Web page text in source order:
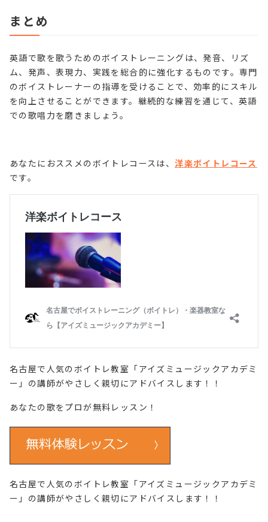
まとめ
英語で歌を歌うためのボイストレーニングは、発音、リズ
ム、発声、表現力、実践を総合的に強化するものです。専門
のボイストレーナーの指導を受けることで、効率的にスキル
を向上させることができます。継続的な練習を通じて、英語
での歌唱力を磨きましょう。
あなたにおススメのボイトレコースは、洋楽ボイトレコース
です。
名古屋で人気のボイトレ教室「アイズミュージックアカデミ
ー」の講師がやさしく親切にアドバイスします！！
あなたの歌をプロが無料レッスン！
名古屋で人気のボイトレ教室「アイズミュージックアカデミ
ー」の講師がやさしく親切にアドバイスします！！